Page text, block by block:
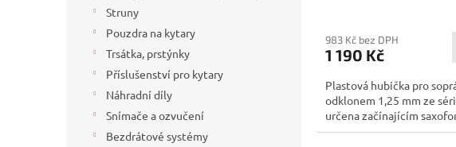
Struny
Pouzdra na kytary
Trsátka, prstýnky
Příslušenství pro kytary
Náhradní díly
Snímače a ozvučení
Bezdrátové systémy
983 Kč bez DPH
1 190 Kč
Plastová hubička pro
odklonem 1,25 mm ze
určena začínajícím